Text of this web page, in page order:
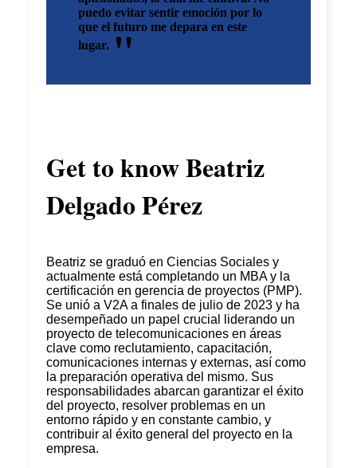
puedo evitar sentir emoción por lo
que el futuro me depara en este
lugar.
Get to knowBeatriz
Delgado Pérez
Beatriz se graduó en Ciencias Sociales y
actualmente está completando un MBA y la
certificación en gerencia de proyectos (PMP).
Se unió a V2A a finales de julio de 2023 y ha
desempeñado un papel crucial liderando un
proyecto de telecomunicaciones en áreas
clave como reclutamiento, capacitación,
comunicaciones internas y externas, así como
la preparación operativa del mismo. Sus
responsabilidades abarcan garantizar el éxito
del proyecto, resolver problemas en un
entorno rápido y en constante cambio, y
contribuir al éxito general del proyecto en la
empresa.